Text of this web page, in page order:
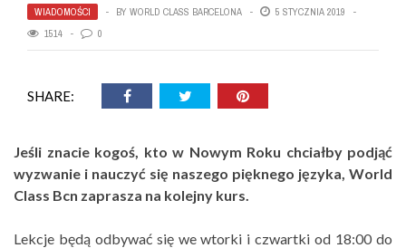
WIADOMOŚCI BY WORLD CLASS BARCELONA
5 STYCZNIA 2019
1514
0
SHARE:
Jeśli znacie kogoś, kto w Nowym Roku chciałby podjąć
wyzwanie i nauczyć się naszego pięknego języka, World
Class Bcn zaprasza na kolejny kurs.
Lekcje będą odbywać się we wtorki i czwartki od 18:00 do